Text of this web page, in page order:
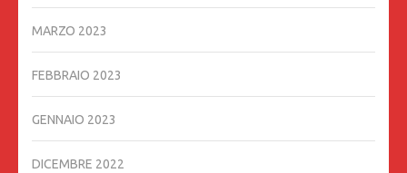
MARZO 2023
FEBBRAIO 2023
GENNAIO 2023
DICEMBRE 2022